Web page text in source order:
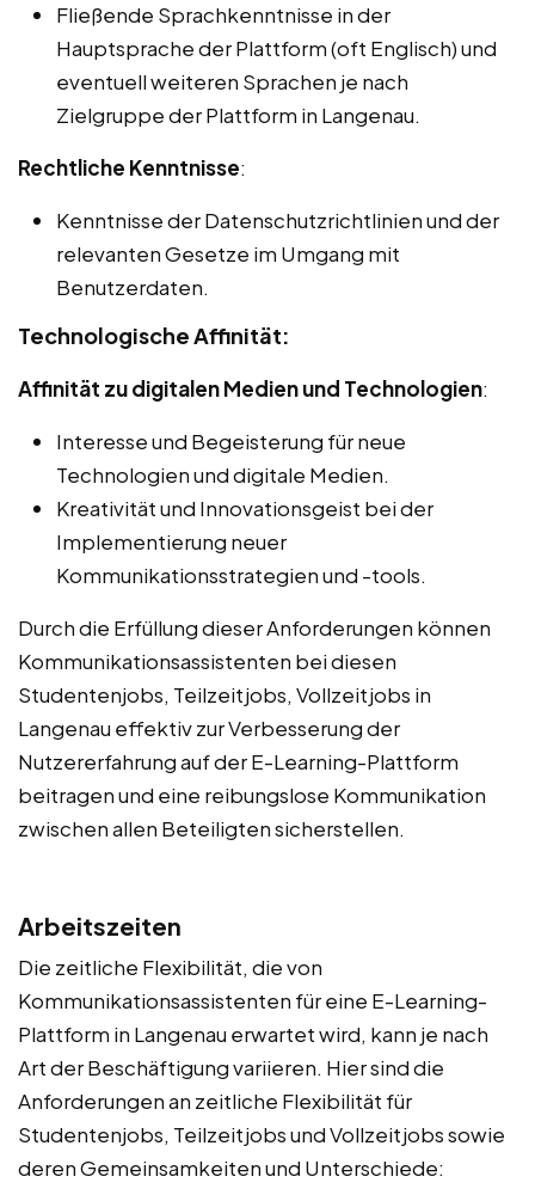
Fließende Sprachkenntnisse in der
Hauptsprache der Plattform (oft Englisch) und
eventuell weiteren Sprachen je nach
Zielgruppe der Plattform in Langenau.
Rechtliche Kenntnisse:
Kenntnisse der Datenschutzrichtlinien und der
relevanten Gesetze im Umgang mit
Benutzerdaten.
Technologische Affinität:
Affinität zu digitalen Medien und Technologien:
Interesse und Begeisterung für neue
Technologien und digitale Medien.
Kreativität und Innovationsgeist bei der
Implementierung neuer
Kommunikationsstrategien und -tools.
Durch die Erfüllung dieser Anforderungen können
Kommunikationsassistenten bei diesen
Studentenjobs, Teilzeitjobs, Vollzeitjobs in
Langenau effektiv zur Verbesserung der
Nutzererfahrung auf der E-Learning-Plattform
beitragen und eine reibungslose Kommunikation
zwischen allen Beteiligten sicherstellen.
Arbeitszeiten
Die zeitliche Flexibilität, die von
Kommunikationsassistenten für eine E-Learning-
Plattform in Langenau erwartet wird, kann je nach
Art der Beschäftigung variieren. Hier sind die
Anforderungen an zeitliche Flexibilität für
Studentenjobs, Teilzeitjobs und Vollzeitjobs sowie
deren Gemeinsamkeiten und Unterschiede: